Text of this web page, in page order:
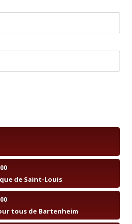
de Saint-Louis
tous de Bartenheim